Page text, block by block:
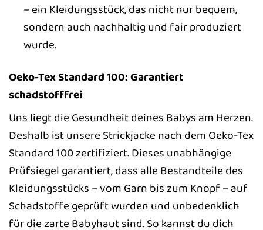
– ein Kleidungsstück, das nicht nur bequem,
sondern auch nachhaltig und fair produziert
wurde.
Oeko-Tex Standard 100: Garantiert
schadstofffrei
Uns liegt die Gesundheit deines Babys am Herzen.
Deshalb ist unsere Strickjacke nach dem Oeko-Tex
Standard 100 zertifiziert. Dieses unabhängige
Prüfsiegel garantiert, dass alle Bestandteile des
Kleidungsstücks – vom Garn bis zum Knopf – auf
Schadstoffe geprüft wurden und unbedenklich
für die zarte Babyhaut sind. So kannst du dich